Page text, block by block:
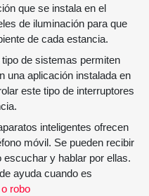
que se instala en el
de iluminación para que
de cada estancia.
de sistemas permiten
una aplicación instalada en
este tipo de interruptores
inteligentes ofrecen
móvil. Se pueden recibir
y hablar por ellas.
ayuda cuando es
robo